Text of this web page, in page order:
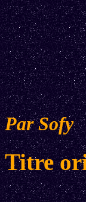
Par Sofy
Titre